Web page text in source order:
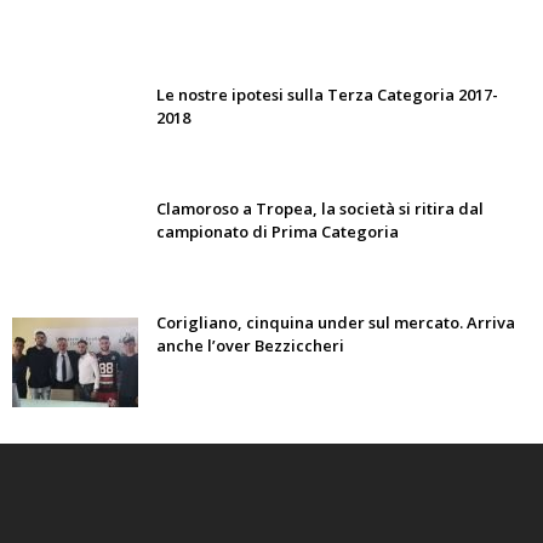
Le nostre ipotesi sulla Terza Categoria 2017-
2018
Clamoroso a Tropea, la società si ritira dal
campionato di Prima Categoria
Corigliano, cinquina under sul mercato. Arriva
anche l’over Bezziccheri